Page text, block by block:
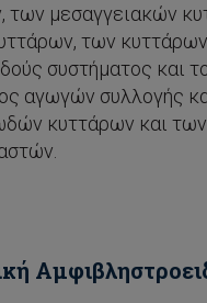
των μεσαγγειακών
των
συστήματος και
αγωγών συλλογής
κυττάρων και των